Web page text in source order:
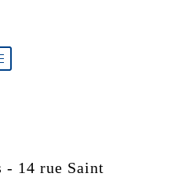
- 14 rue Saint